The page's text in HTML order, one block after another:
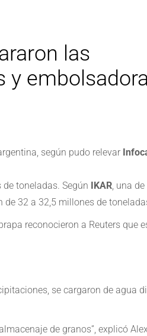
las
y
según pudo relevar
toneladas. Según IKAR, una
32 a 32,5 millones de
reconocieron a Reuters que
se cargaron de agua
de granos”, explicó